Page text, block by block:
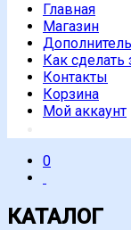
Главная
Магазин
Как сделать
Контакты
Корзина
Мой аккаунт
0
КАТАЛОГ